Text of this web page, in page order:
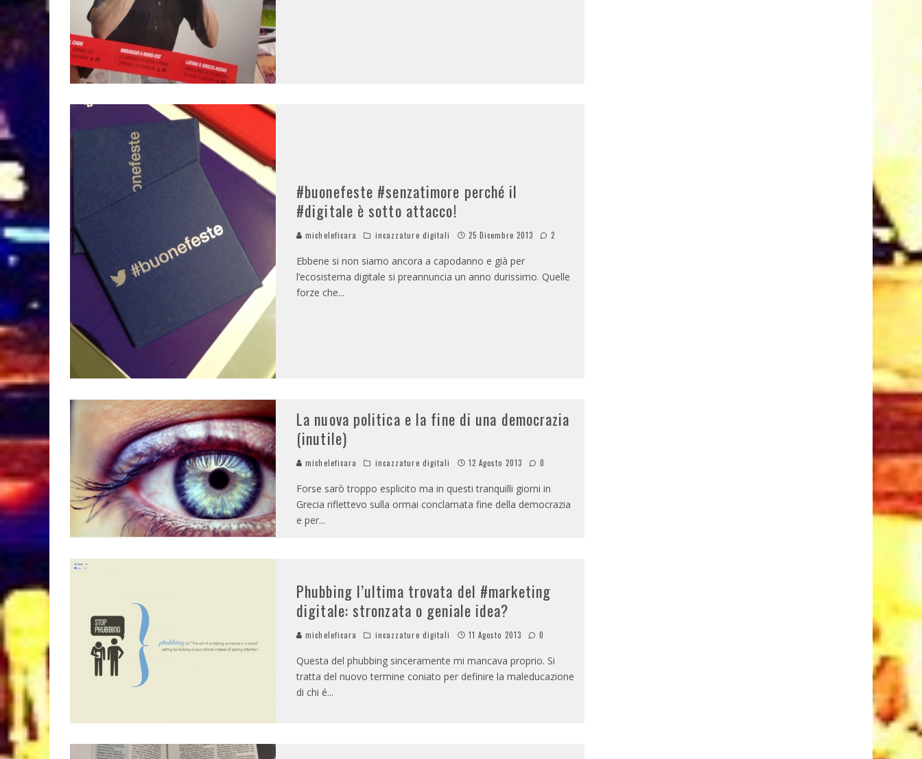
#buonefeste #senzatimore perché il
#digitale è sotto attacco!
micheleficara incazzature digitali 25 Dicembre 2013 2
Ebbene si non siamo ancora a capodanno e già per
l’ecosistema digitale si preannuncia un anno durissimo. Quelle
forze che...
La nuova politica e la fine di una democrazia
(inutile)
micheleficara incazzature digitali 12 Agosto 2013 0
Forse sarò troppo esplicito ma in questi tranquilli giorni in
Grecia riflettevo sulla ormai conclamata fine della democrazia
e per...
Phubbing l’ultima trovata del #marketing
digitale: stronzata o geniale idea?
micheleficara incazzature digitali 11 Agosto 2013 0
Questa del phubbing sinceramente mi mancava proprio. Si
tratta del nuovo termine coniato per definire la maleducazione
di chi é...